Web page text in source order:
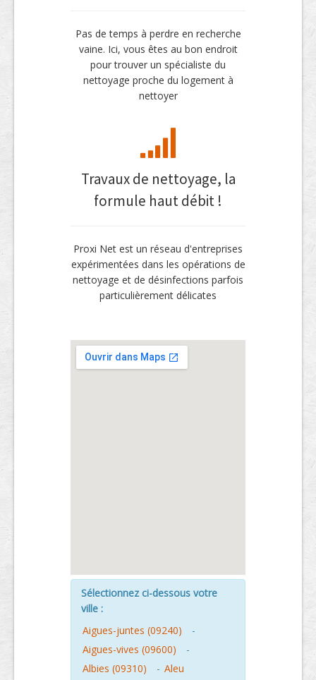
Pas de temps à perdre en recherche
vaine. Ici, vous êtes au bon endroit
pour trouver un spécialiste du
nettoyage proche du logement à
nettoyer
Travaux de nettoyage, la
formule haut débit !
Proxi Net est un réseau d'entreprises
expérimentées dans les opérations de
nettoyage et de désinfections parfois
particulièrement délicates
Sélectionnez ci-dessous votre
ville :
Aigues-juntes (09240)
-
Aigues-vives (09600)
-
Albies (09310)
- Aleu